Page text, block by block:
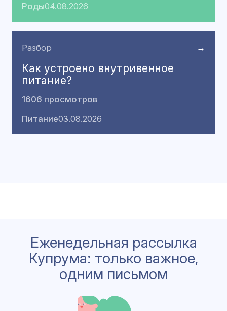
Роды04.08.2026
Разбор →
Как устроено внутривенное
питание?
1606 просмотров
Питание03.08.2026
Еженедельная рассылка
Купрума: только важное,
одним письмом